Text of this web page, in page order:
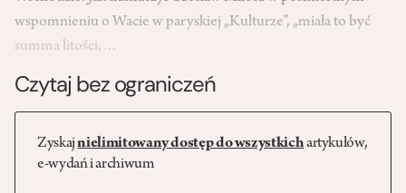
wspomnieniu o Wacie w paryskiej „Kulturze”, „miała to być
summa litości,…
Czytaj bez ograniczeń
Zyskajnielimitowany dostęp do wszystkichartykułów,
e-wydań i archiwum